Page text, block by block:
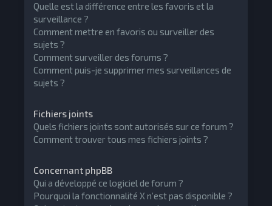
Quelle est la différence entre les favoris et la
surveillance ?
Comment mettre en favoris ou surveiller des
sujets ?
Comment surveiller des forums ?
Comment puis-je supprimer mes surveillances de
sujets ?
Fichiers joints
Quels fichiers joints sont autorisés sur ce forum ?
Comment trouver tous mes fichiers joints ?
Concernant phpBB
Qui a développé ce logiciel de forum ?
Pourquoi la fonctionnalité X n’est pas disponible ?